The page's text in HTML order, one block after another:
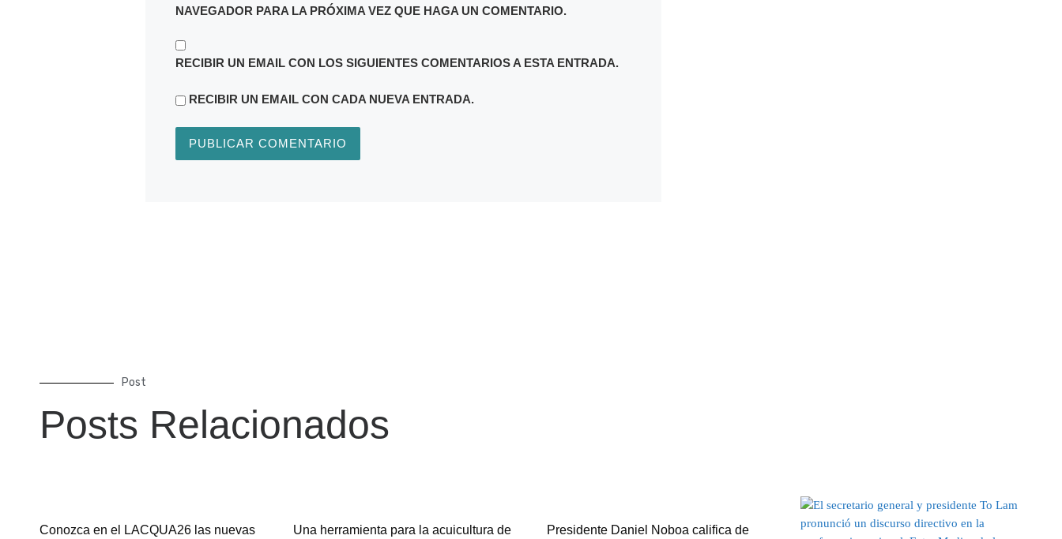
NAVEGADOR PARA LA PRÓXIMA VEZ QUE HAGA UN COMENTARIO.
RECIBIR UN EMAIL CON LOS SIGUIENTES COMENTARIOS A ESTA ENTRADA.
RECIBIR UN EMAIL CON CADA NUEVA ENTRADA.
Post
Posts Relacionados
Conozca en el LACQUA26 las nuevas Una herramienta para la acuicultura de Presidente Daniel Noboa califica de